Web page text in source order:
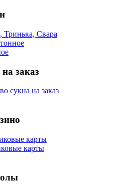
Тринька, Свара
заказ
сукна на заказ
карты
карты